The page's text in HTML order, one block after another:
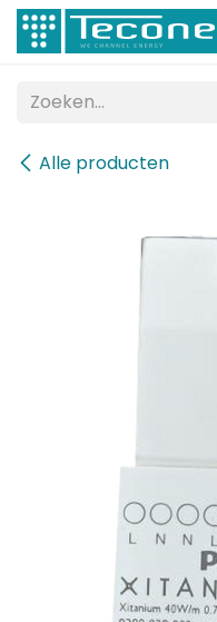
Overslaan naar inhoud
Alle producten